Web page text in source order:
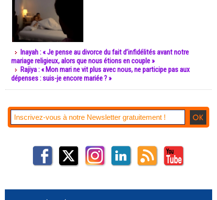
Inayah : « Je pense au divorce du fait d’infidélités avant notre
mariage religieux, alors que nous étions en couple »
Rajiya : « Mon mari ne vit plus avec nous, ne participe pas aux
dépenses : suis-je encore mariée ? »